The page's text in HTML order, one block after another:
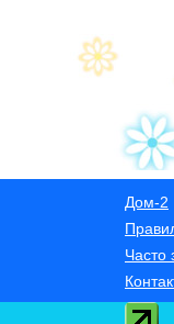
Дом-2
Часто